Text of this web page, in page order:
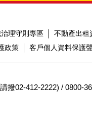
理守則專區 不動產出租
政策 客戶個人資料保護
撥02-412-2222) / 0800-